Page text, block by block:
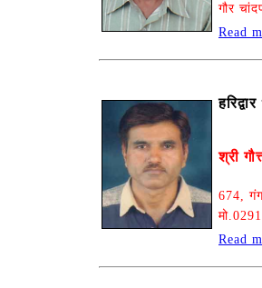
गौर
Read
श्री
674,
Read